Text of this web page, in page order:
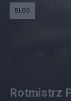
BLOG
Rotmistrz